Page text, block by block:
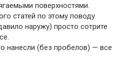
поверхностями.
статей по этому поводу.
наружу) просто сотрите
нанесли (без пробелов) — все